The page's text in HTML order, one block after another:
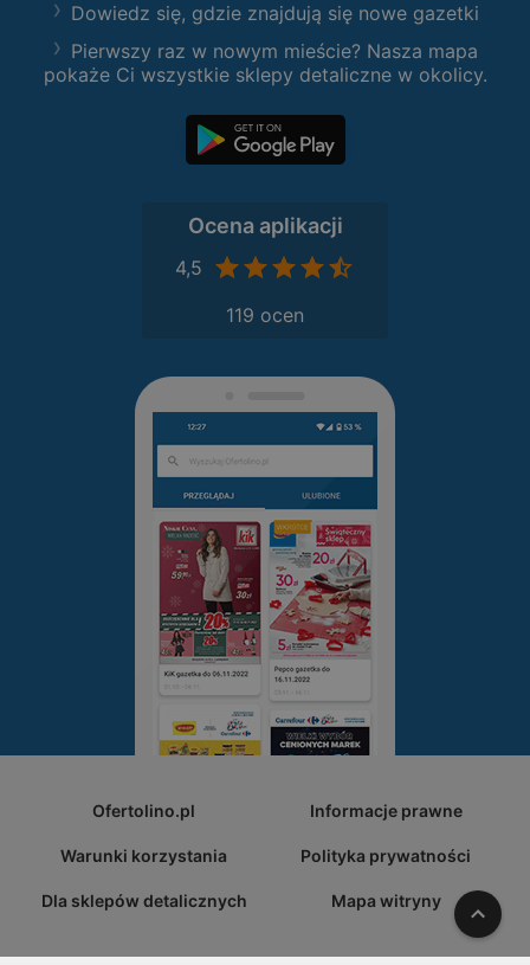
Dowiedz się, gdzie znajdują się nowe gazetki
Pierwszy raz w nowym mieście? Nasza mapa
pokaże Ci wszystkie sklepy detaliczne w okolicy.
Ocena aplikacji
4,5
119 ocen
Ofertolino.pl Informacje prawne
Warunki korzystania Polityka prywatności
Dla sklepów detalicznych Mapa witryny W